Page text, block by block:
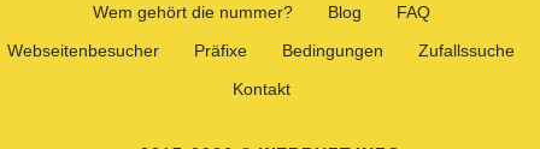
Wem gehört die nummer? Blog
FAQ
Webseitenbesucher
Präfixe Bedingungen
Zufallssuche
Kontakt